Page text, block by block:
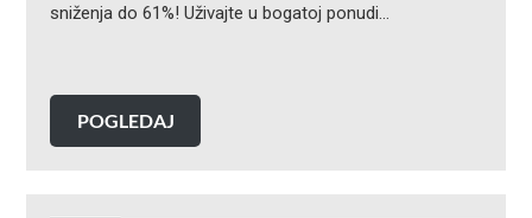
sniženja do 61%! Uživajte u bogatoj ponudi…
POGLEDAJ